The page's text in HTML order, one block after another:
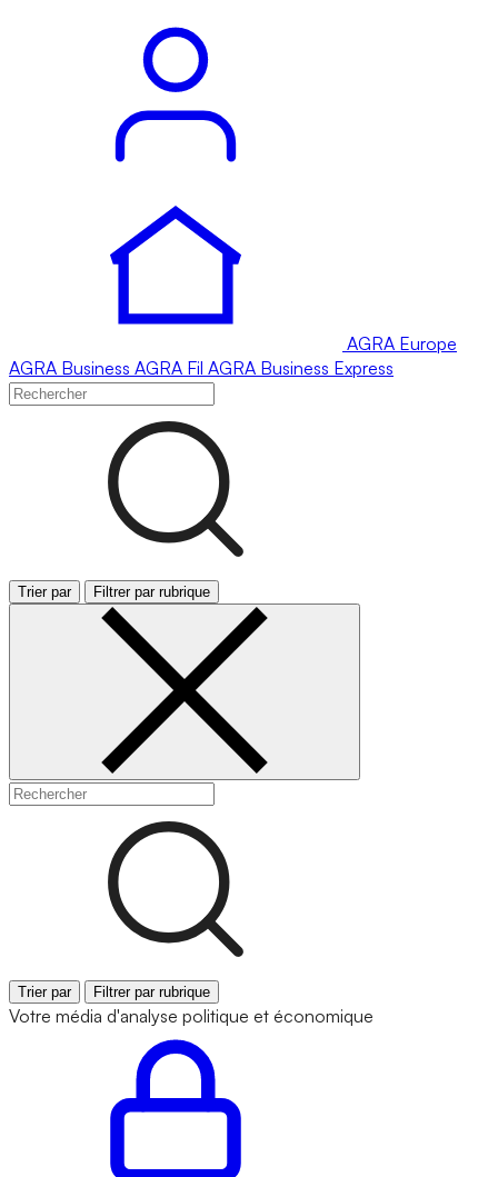
AGRA Europe
AGRA Business AGRA Fil AGRA Business Express
Trier par Filtrer par rubrique
Trier par Filtrer par rubrique
Votre média d'analyse politique et économique